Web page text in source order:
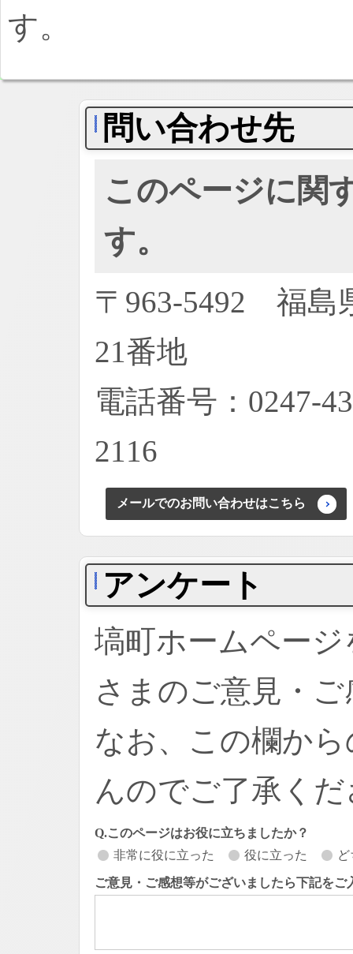
す。
問い合わせ先
このページに関
す。
〒963-5492 福島
21番地
電話番号：0247-
2116
メールでのお問い合わせはこちら
アンケート
塙町ホームペー
さまのご意見・
なお、この欄か
んのでご了承く
Q.このページはお役に立ちましたか？
非常に役に立った
役に立った
ご意見・ご感想等がございましたら下記をご